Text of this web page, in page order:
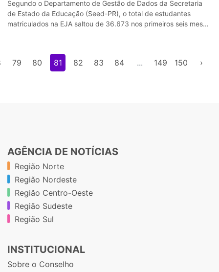
Segundo o Departamento de Gestão de Dados da Secretaria
de Estado da Educação (Seed-PR), o total de estudantes
matriculados na EJA saltou de 36.673 nos primeiros seis meses
79 80 81 82 83 84 ... 149 150 ›
AGÊNCIA DE NOTÍCIAS
Região Norte
Região Nordeste
Região Centro-Oeste
Região Sudeste
Região Sul
INSTITUCIONAL
Sobre o Conselho